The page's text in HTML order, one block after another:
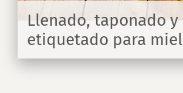
Llenado, taponado y
etiquetado para miel